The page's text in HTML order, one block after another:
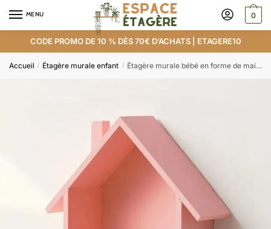
MENU 0
CODE PROMO DE 10 % DÈS 70€ D’ACHATS | ETAGERE10
Accueil / Étagère murale enfant / Étagère murale bébé en forme de maison